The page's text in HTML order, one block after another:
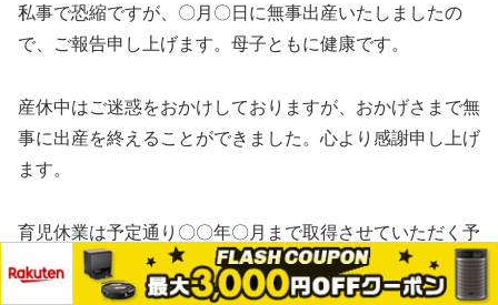
私事で恐縮ですが、〇月〇日に無事出産いたしましたの
で、ご報告申し上げます。母子ともに健康です。
産休中はご迷惑をおかけしておりますが、おかげさまで無
事に出産を終えることができました。心より感謝申し上げ
ます。
育児休業は予定通り〇〇年〇月まで取得させていただく予
定です。
ホーム 検索 トップ サイドバー